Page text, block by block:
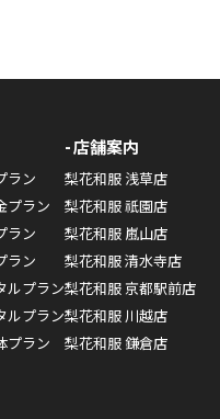
ラン
プラン
ラン
ラン
ルプラン
ルプラン
プラン
店舗案内
梨花和服 浅草店
梨花和服 祇園店
梨花和服 嵐山店
梨花和服 清水寺店
梨花和服 京都駅前店
梨花和服 川越店
梨花和服 鎌倉店